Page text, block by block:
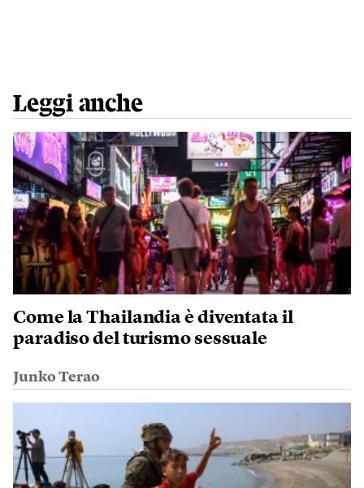
Leggi anche
Come la Thailandia è diventata il
paradiso del turismo sessuale
Junko Terao